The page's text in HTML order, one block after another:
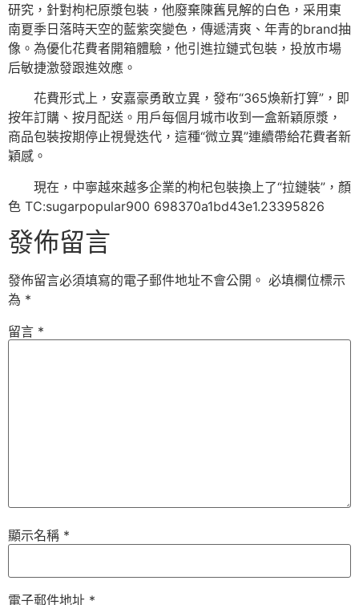
研究，針對枸杞原漿包裝，他廢棄陳舊見解的白色，采用東
南夏季日落時天空的藍紫突變色，傳遞清爽、年青的brand抽
像。為優化花費者開箱體驗，他引進拉鏈式包裝，投放市場
后敏捷激發跟進效應。
花費形式上，安嘉豪勇敢立異，發布“365煥新打算”，即
按年訂購、按月配送。用戶每個月城市收到一盒新穎原漿，
商品包裝按期停止視覺迭代，這種“微立異”連續帶給花費者新
穎感。
現在，中寧越來越多企業的枸杞包裝換上了“拉鏈裝”，顏
色 TC:sugarpopular900 698370a1bd43e1.23395826
發佈留言
發佈留言必須填寫的電子郵件地址不會公開。 必填欄位標示
為 *
留言 *
顯示名稱 *
電子郵件地址 *